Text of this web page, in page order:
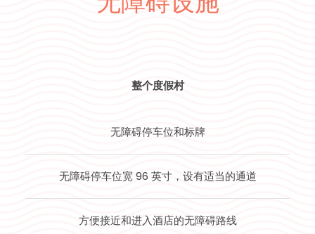
整个度假村
无障碍停车位和标牌
无障碍停车位宽 96 英寸，设有适当的通道
方便接近和进入酒店的无障碍路线